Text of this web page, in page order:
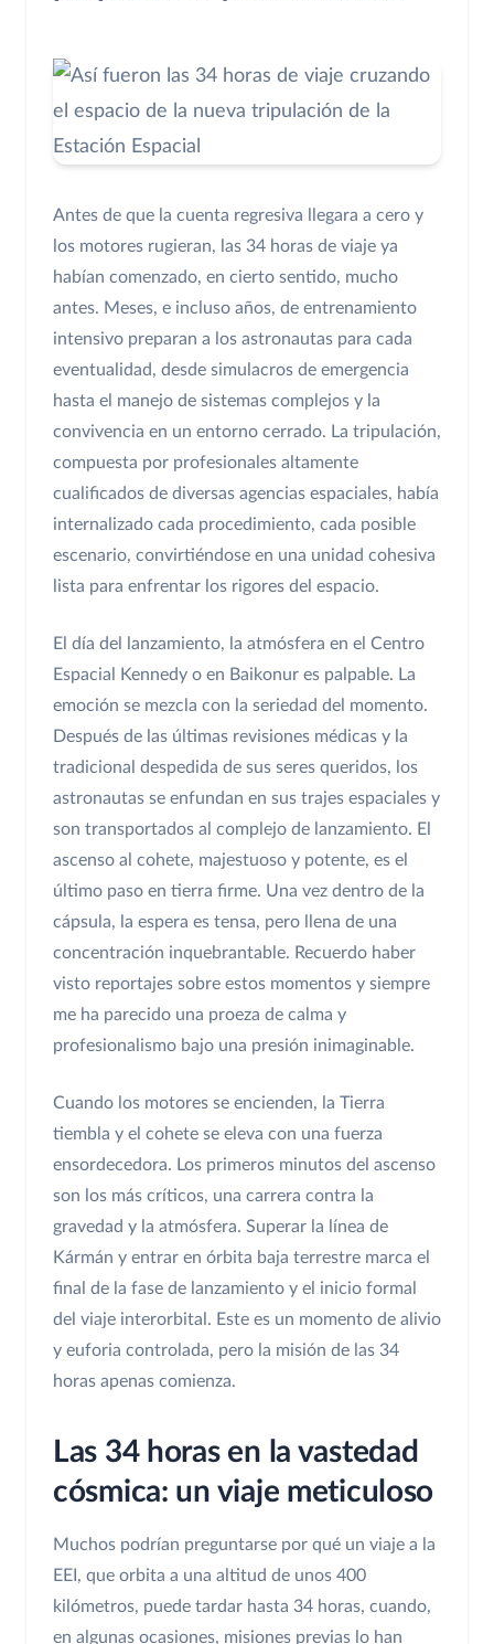
Antes de que la cuenta regresiva llegara a cero y
los motores rugieran, las 34 horas de viaje ya
habían comenzado, en cierto sentido, mucho
antes. Meses, e incluso años, de entrenamiento
intensivo preparan a los astronautas para cada
eventualidad, desde simulacros de emergencia
hasta el manejo de sistemas complejos y la
convivencia en un entorno cerrado. La tripulación,
compuesta por profesionales altamente
cualificados de diversas agencias espaciales, había
internalizado cada procedimiento, cada posible
escenario, convirtiéndose en una unidad cohesiva
lista para enfrentar los rigores del espacio.
El día del lanzamiento, la atmósfera en el Centro
Espacial Kennedy o en Baikonur es palpable. La
emoción se mezcla con la seriedad del momento.
Después de las últimas revisiones médicas y la
tradicional despedida de sus seres queridos, los
astronautas se enfundan en sus trajes espaciales y
son transportados al complejo de lanzamiento. El
ascenso al cohete, majestuoso y potente, es el
último paso en tierra firme. Una vez dentro de la
cápsula, la espera es tensa, pero llena de una
concentración inquebrantable. Recuerdo haber
visto reportajes sobre estos momentos y siempre
me ha parecido una proeza de calma y
profesionalismo bajo una presión inimaginable.
Cuando los motores se encienden, la Tierra
tiembla y el cohete se eleva con una fuerza
ensordecedora. Los primeros minutos del ascenso
son los más críticos, una carrera contra la
gravedad y la atmósfera. Superar la línea de
Kármán y entrar en órbita baja terrestre marca el
final de la fase de lanzamiento y el inicio formal
del viaje interorbital. Este es un momento de alivio
y euforia controlada, pero la misión de las 34
horas apenas comienza.
Las 34 horas en la vastedad
cósmica: un viaje meticuloso
Muchos podrían preguntarse por qué un viaje a la
EEI, que orbita a una altitud de unos 400
kilómetros, puede tardar hasta 34 horas, cuando,
en algunas ocasiones, misiones previas lo han